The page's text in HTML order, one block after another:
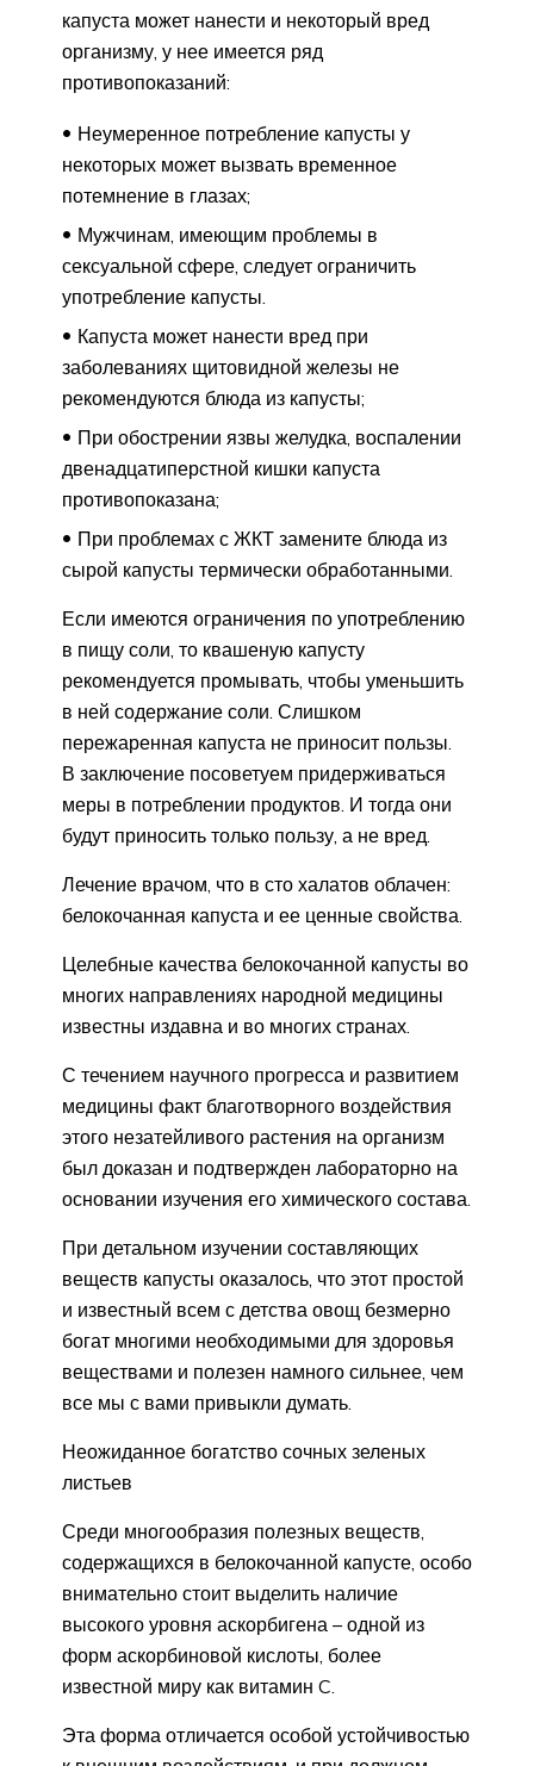
капуста может нанести и некоторый вред
организму, у нее имеется ряд
противопоказаний:
Неумеренное потребление капусты у
некоторых может вызвать временное
потемнение в глазах;
Мужчинам, имеющим проблемы в
сексуальной сфере, следует ограничить
употребление капусты.
Капуста может нанести вред при
заболеваниях щитовидной железы не
рекомендуются блюда из капусты;
При обострении язвы желудка, воспалении
двенадцатиперстной кишки капуста
противопоказана;
При проблемах с ЖКТ замените блюда из
сырой капусты термически обработанными.
Если имеются ограничения по употреблению
в пищу соли, то квашеную капусту
рекомендуется промывать, чтобы уменьшить
в ней содержание соли. Слишком
пережаренная капуста не приносит пользы.
В заключение посоветуем придерживаться
меры в потреблении продуктов. И тогда они
будут приносить только пользу, а не вред.
Лечение врачом, что в сто халатов облачен:
белокочанная капуста и ее ценные свойства.
Целебные качества белокочанной капусты во
многих направлениях народной медицины
известны издавна и во многих странах.
С течением научного прогресса и развитием
медицины факт благотворного воздействия
этого незатейливого растения на организм
был доказан и подтвержден лабораторно на
основании изучения его химического состава.
При детальном изучении составляющих
веществ капусты оказалось, что этот простой
и известный всем с детства овощ безмерно
богат многими необходимыми для здоровья
веществами и полезен намного сильнее, чем
все мы с вами привыкли думать.
Неожиданное богатство сочных зеленых
листьев
Среди многообразия полезных веществ,
содержащихся в белокочанной капусте, особо
внимательно стоит выделить наличие
высокого уровня аскорбигена – одной из
форм аскорбиновой кислоты, более
известной миру как витамин C.
Эта форма отличается особой устойчивостью